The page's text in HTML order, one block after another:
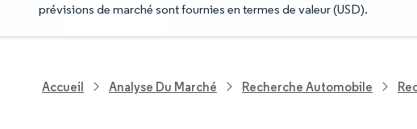
prévisions de marché sont fournies en termes de valeur (USD).
Accueil Analyse Du Marché Recherche Automobile